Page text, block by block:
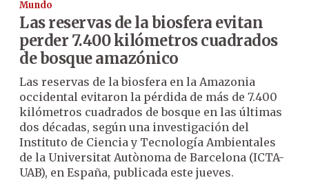
Mundo
Las reservas de la biosfera evitan
perder 7.400 kilómetros cuadrados
de bosque amazónico
Las reservas de la biosfera en la Amazonia
occidental evitaron la pérdida de más de 7.400
kilómetros cuadrados de bosque en las últimas
dos décadas, según una investigación del
Instituto de Ciencia y Tecnología Ambientales
de la Universitat Autònoma de Barcelona (ICTA-
UAB), en España, publicada este jueves.